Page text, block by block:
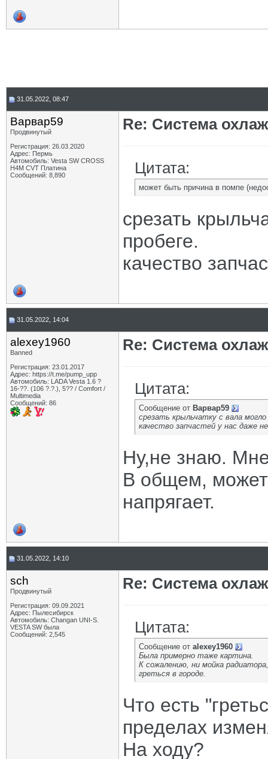
31.05.2022, 08:47
Варвар59
Продвинутый
Регистрация: 26.03.2020
Адрес: Пермь
Автомобиль: Vesta SW CROSS
H4M CVT Платина
Сообщений: 8,890
Re: Система
Цитата:
может быть причина в помпе
срезать
пробеге.
качество
31.05.2022, 14:04
alexey1960
Banned
Регистрация: 23.01.2017
Адрес: https://t.me/pump_upp
Автомобиль: LADA Vesta 1.6 ?
16-??. (106 ?.?.), 5?? / Comfort /
Multimedia
Сообщений: 86
Re: Система
Цитата:
Сообщение от Варвар59
срезать крыльчатку с вала
качество запчастей у нас даже
Ну,не знаю.
В общем, может
напрягает.
31.05.2022, 14:10
sch
Продвинутый
Регистрация: 09.09.2021
Адрес: Пылесибирск
Автомобиль: Changan UNI-S.
VESTA SW была
Сообщений: 2,545
Re: Система
Цитата:
Сообщение от alexey1960
Была примерно таже картина.
К сожалению, ни мойка
греться в городе.
Что есть
пределах
На ходу?